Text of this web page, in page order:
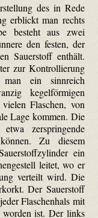
des in Rede
erblickt man rechts
besteht aus zwei
den festen, der
Sauerstoff enthält.
zur Kontrollierung
ein sinnreich
kegelförmigen
Flaschen, von
Lage kommen. Die
zerspringende
Zu diesem
ein
leitet, wo er
verteilt wird. Die
Der Sauerstoff
Flaschenhals mit
worden ist. Der links